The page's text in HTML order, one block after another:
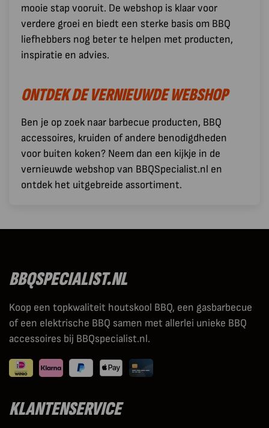
mooie stap vooruit. De webshop is klaar voor
verdere groei en biedt een sterke basis om BBQ
liefhebbers nog beter te helpen met producten,
inspiratie en advies.
ONTDEK DE VERNIEUWDE WEBSHOP
Ben je op zoek naar barbecue producten, BBQ
accessoires, kruiden of andere benodigdheden
voor buiten koken? Neem dan een kijkje in de
vernieuwde webshop van BBQSpecialist.nl en
ontdek het uitgebreide assortiment.
BBQSPECIALIST.NL
Koop een topkwaliteit houtskool BBQ, een gasbarbecue
of een elektrische BBQ samen met allerlei unieke BBQ
accessoires bij BBQspecialist.nl.
KLANTENSERVICE